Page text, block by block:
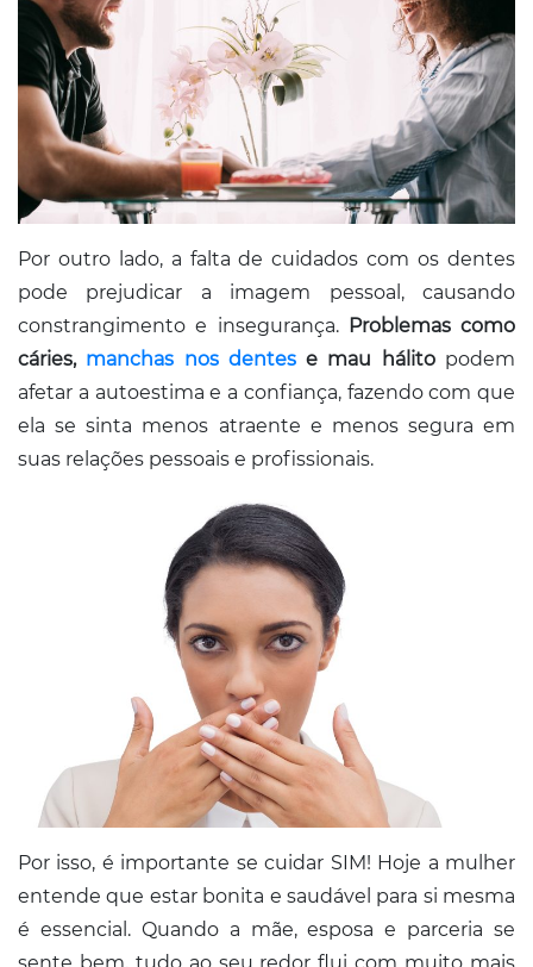
Por outro lado, a falta de cuidados com os dentes
pode prejudicar a imagem pessoal, causando
constrangimento e insegurança. Problemas como
cáries, manchas nos dentese mau hálitopodem
afetar a autoestima e a confiança, fazendo com que
ela se sinta menos atraente e menos segura em
suas relações pessoais e profissionais.
Por isso, é importante se cuidar SIM! Hoje a mulher
entende que estar bonita e saudável para si mesma
é essencial. Quando a mãe, esposa e parceria se